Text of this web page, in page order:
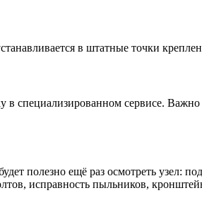
в штатные точки
специализированном сервисе. Важно
полезно ещё раз осмотреть узел:
исправность пыльников,